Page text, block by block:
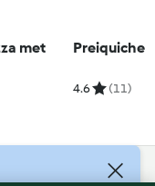
met
en
Preiquiche
4.6 (11)